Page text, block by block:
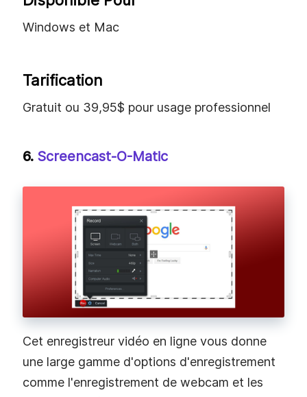
Planifiez facilement les enregistrements
Peut seulement éditer pendant
Disponible Pour
Windows et Mac
Tarification
Gratuit ou 39,95$ pour usage professionnel
6.Screencast-O-Matic